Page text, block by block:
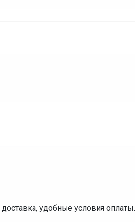
удобные условия оплаты.